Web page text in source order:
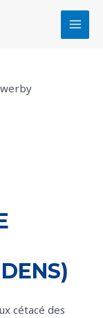
cétacé des